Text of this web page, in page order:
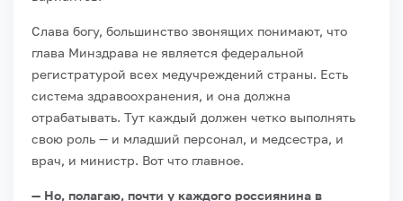
Слава богу, большинство звонящих понимают, что
глава Минздрава не является федеральной
регистратурой всех медучреждений страны. Есть
система здравоохранения, и она должна
отрабатывать. Тут каждый должен четко выполнять
свою роль — и младший персонал, и медсестра, и
врач, и министр. Вот что главное.
— Но, полагаю, почти у каждого россиянина в